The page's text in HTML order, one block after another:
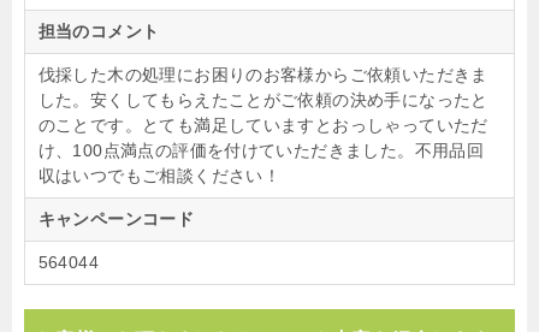
担当のコメント
伐採した木の処理にお困りのお客様からご依頼いただきま
した。安くしてもらえたことがご依頼の決め手になったと
のことです。とても満足していますとおっしゃっていただ
け、100点満点の評価を付けていただきました。不用品回
収はいつでもご相談ください！
キャンペーンコード
564044